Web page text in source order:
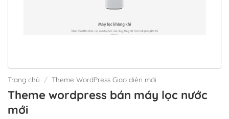
Trang chủ / Theme WordPress Giao diện mới
Theme wordpress bán máy lọc nước
mới